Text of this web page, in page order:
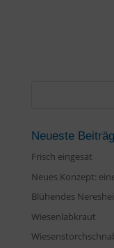
Neueste
Frisch eingesät
Neues Konzept:
Blühendes
Wiesenlabkraut